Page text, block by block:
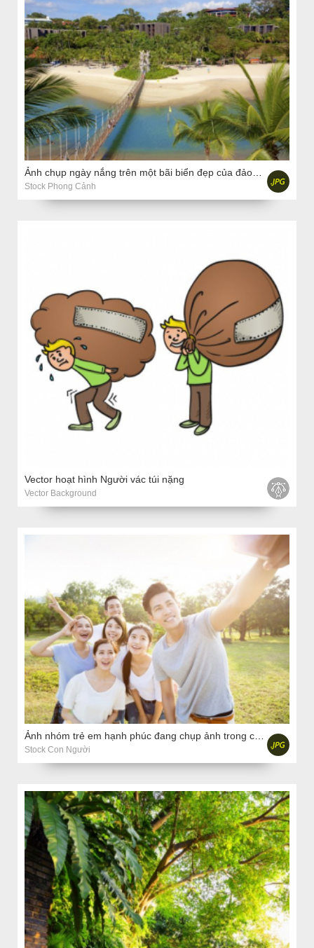
Ảnh chụp ngày nắng trên một bãi biển đẹp của đảo Sentosa
Stock Phong Cảnh
Vector hoạt hình Người vác túi nặng
Vector Background
Stock Con Người